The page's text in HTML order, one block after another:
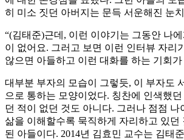
히 미소 짓던 아버지는 문득 서운해진 눈
“(김태준)근데, 이런 이야기는 그동안 나
이 없어요. 그러고 보면 이런 인터뷰 자리
않으면 아들하고 이런 대화를 하는 기회
대부분 부자의 모습이 그렇듯, 이 부자도
으로 통하는 모양이었다. 칭찬에 인색했
던 적이 없던 것도 아니다. 그러나 점점 나
삶을 이해할수록 묵직하게 자리하고 있던
된 아들이다. 2014년 김효민 교수는 김태